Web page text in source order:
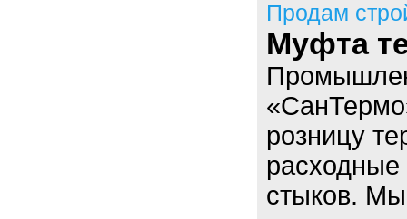
Продам
Муфта
розницу
стыков.